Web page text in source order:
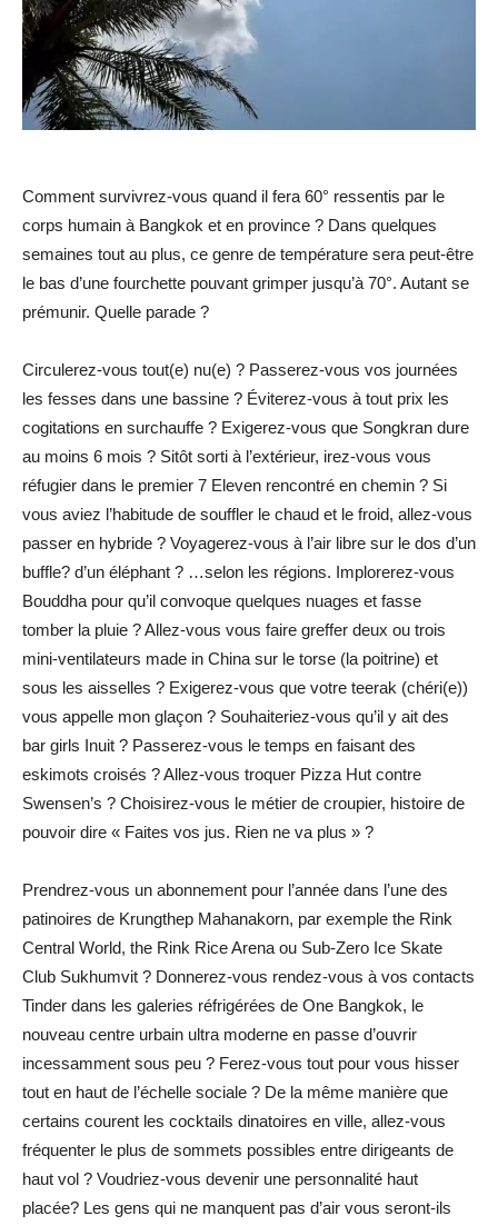
Comment survivrez-vous quand il fera 60° ressentis par le
corps humain à Bangkok et en province ? Dans quelques
semaines tout au plus, ce genre de température sera peut-être
le bas d’une fourchette pouvant grimper jusqu’à 70°. Autant se
prémunir. Quelle parade ?
Circulerez-vous tout(e) nu(e) ? Passerez-vous vos journées
les fesses dans une bassine ? Éviterez-vous à tout prix les
cogitations en surchauffe ? Exigerez-vous que Songkran dure
au moins 6 mois ? Sitôt sorti à l’extérieur, irez-vous vous
réfugier dans le premier 7 Eleven rencontré en chemin ? Si
vous aviez l’habitude de souffler le chaud et le froid, allez-vous
passer en hybride ? Voyagerez-vous à l’air libre sur le dos d’un
buffle? d’un éléphant ? …selon les régions. Implorerez-vous
Bouddha pour qu’il convoque quelques nuages et fasse
tomber la pluie ? Allez-vous vous faire greffer deux ou trois
mini-ventilateurs made in China sur le torse (la poitrine) et
sous les aisselles ? Exigerez-vous que votre teerak (chéri(e))
vous appelle mon glaçon ? Souhaiteriez-vous qu’il y ait des
bar girls Inuit ? Passerez-vous le temps en faisant des
eskimots croisés ? Allez-vous troquer Pizza Hut contre
Swensen’s ? Choisirez-vous le métier de croupier, histoire de
pouvoir dire « Faites vos jus. Rien ne va plus » ?
Prendrez-vous un abonnement pour l’année dans l’une des
patinoires de Krungthep Mahanakorn, par exemple the Rink
Central World, the Rink Rice Arena ou Sub-Zero Ice Skate
Club Sukhumvit ? Donnerez-vous rendez-vous à vos contacts
Tinder dans les galeries réfrigérées de One Bangkok, le
nouveau centre urbain ultra moderne en passe d’ouvrir
incessamment sous peu ? Ferez-vous tout pour vous hisser
tout en haut de l’échelle sociale ? De la même manière que
certains courent les cocktails dinatoires en ville, allez-vous
fréquenter le plus de sommets possibles entre dirigeants de
haut vol ? Voudriez-vous devenir une personnalité haut
placée? Les gens qui ne manquent pas d’air vous seront-ils